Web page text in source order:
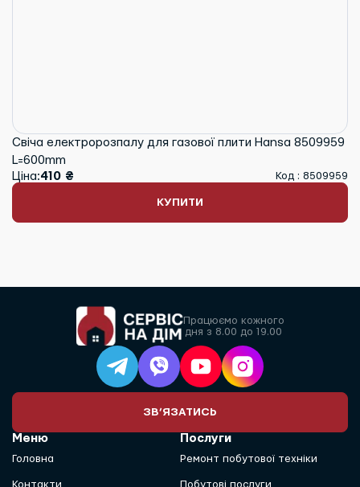
Свіча електророзпалу для газової плити Hansa 8509959
L=600mm
Ціна:410 ₴ Код : 8509959
КУПИТИ
Працюємо кожного
дня з 8.00 до 19.00
ЗВ’ЯЗАТИСЬ
Меню
Головна
Контакти
Послуги
Ремонт побутової техніки
Побутові послуги